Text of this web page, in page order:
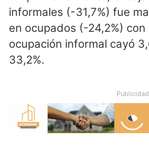
informales (-31,7%) fue
en ocupados (-24,2%)
ocupación informal cayó
33,2%.
Publicidad